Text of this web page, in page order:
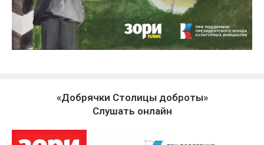
«Добрячки Столицы доброты»
Слушать онлайн